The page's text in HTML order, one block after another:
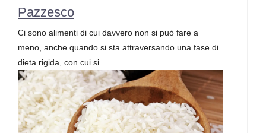
Pazzesco
Ci sono alimenti di cui davvero non si può fare a
meno, anche quando si sta attraversando una fase di
dieta rigida, con cui si …